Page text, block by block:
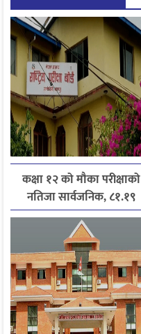
कक्षा १२ को मौका परीक्षाको
नतिजा सार्वजनिक, ८१.१९
प्रतिशत विद्यार्थी उत्तीर्ण